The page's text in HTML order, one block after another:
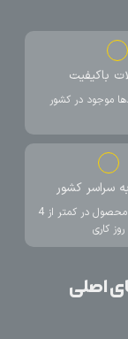
باکیفیت
موجود در کشور
سراسر کشور
ارسال سریع محصول در کمتر از 4
روز کاری
اصلی